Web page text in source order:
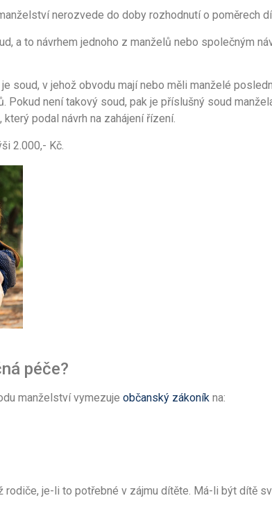
nerozvede do doby rozhodnutí o poměrech
a to návrhem jednoho z manželů nebo společným
soud, v jehož obvodu mají nebo měli manželé
není takový soud, pak je příslušný soud
podal návrh na zahájení řízení.
2.000,- Kč.
péče?
manželství vymezuje občanský zákoník na:
je-li to potřebné v zájmu dítěte. Má-li být dítě